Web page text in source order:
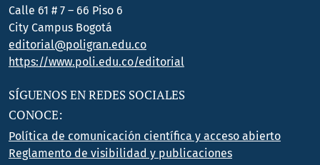
Calle 61 # 7 – 66 Piso 6
City Campus Bogotá
editorial@poligran.edu.co
https://www.poli.edu.co/editorial
SÍGUENOS EN REDES SOCIALES
CONOCE:
Política de comunicación científica y acceso abierto
Reglamento de visibilidad y publicaciones